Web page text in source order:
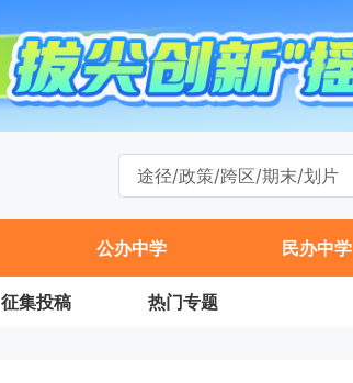
公办中学 民办中学
征集投稿 热门专题